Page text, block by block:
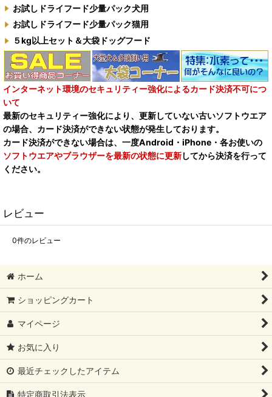
お試しドライフード少量パック犬用
お試しドライフード少量パック猫用
５kg以上セット＆大袋ドッグフード
インターネット環境のセキュリティー強化によるカード決済不可につ
いて
最新のセキュリティー強化により、更新していない古いソフトウエア
の場合、カード決済ができない状態が発生しております。
カード決済ができない場合は、一度Android・iPhone・各お使いの
ソフトウエアやブラウザーを最新の状態に更新してから決済を行って
ください。
レビュー
0件のレビュー
ホーム
ショッピングカート
マイページ
お気に入り
最近チェックしたアイテム
特定商取引法表示